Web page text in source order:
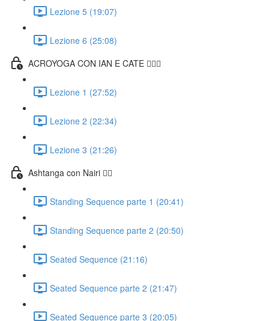
Lezione 5 (19:07)
Lezione 6 (25:08)
ACROYOGA CON IAN E CATE 🤸🏻‍♀️
Lezione 1 (27:52)
Lezione 2 (22:34)
Lezione 3 (21:26)
Ashtanga con Nairi 🧘‍♀️
Standing Sequence parte 1 (20:41)
Standing Sequence parte 2 (20:50)
Seated Sequence (21:16)
Seated Sequence parte 2 (21:47)
Seated Sequence parte 3 (20:05)